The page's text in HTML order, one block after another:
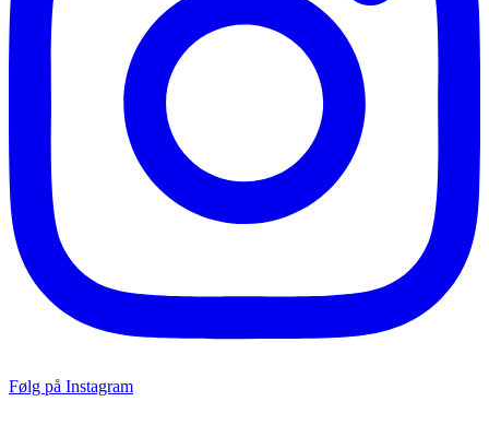
Følg på Instagram